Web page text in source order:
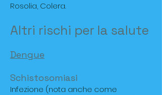
Rosolia, Colera.
Altri rischi per la salute
Dengue
Schistosomiasi
Infezione (nota anche come